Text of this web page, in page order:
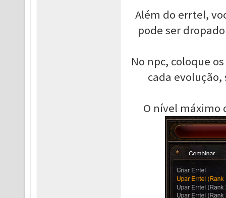
Além do errtel,
pode ser
No npc, coloque
cada
O nível máximo